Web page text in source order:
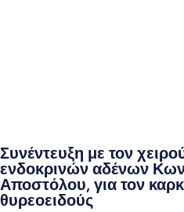
Συνέντευξη με τον
ενδοκρινών αδένων
Αποστόλου, για τον
θυρεοειδούς